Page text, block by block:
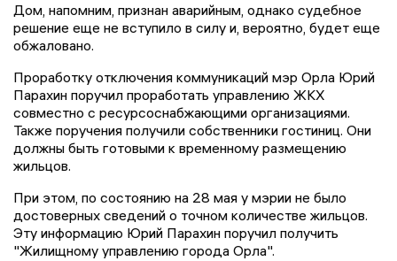
Дом, напомним, признан аварийным, однако судебное
решение еще не вступило в силу и, вероятно, будет еще
обжаловано.
Проработку отключения коммуникаций мэр Орла Юрий
Парахин поручил проработать управлению ЖКХ
совместно с ресурсоснабжающими организациями.
Также поручения получили собственники гостиниц. Они
должны быть готовыми к временному размещению
жильцов.
При этом, по состоянию на 28 мая у мэрии не было
достоверных сведений о точном количестве жильцов.
Эту информацию Юрий Парахин поручил получить
"Жилищному управлению города Орла".